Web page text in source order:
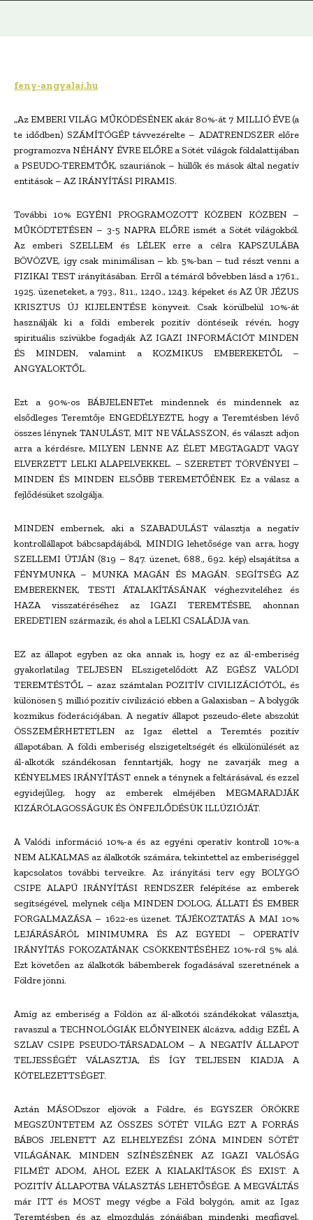
feny-angyalai.hu
„Az EMBERI VILÁG MŰKÖDÉSÉNEK akár 80%-át 7 MILLIÓ ÉVE (a
te idődben) SZÁMÍTÓGÉP távvezérelte – ADATRENDSZER előre
programozva NÉHÁNY ÉVRE ELŐRE a Sötét világok földalattijában
a PSEUDO-TEREMTŐK, szauriánok – hüllők és mások által negatív
entitások – AZ IRÁNYÍTÁSI PIRAMIS.
További 10% EGYÉNI PROGRAMOZOTT KÖZBEN KÖZBEN –
MŰKÖDTETÉSEN – 3-5 NAPRA ELŐRE ismét a Sötét világokból.
Az emberi SZELLEM és LÉLEK erre a célra KAPSZULÁBA
BÖVÖZVE, így csak minimálisan – kb. 5%-ban – tud részt venni a
FIZIKAI TEST irányításában. Erről a témáról bővebben lásd a 1761.,
1925. üzeneteket, a 793., 811., 1240., 1243. képeket és AZ ÚR JÉZUS
KRISZTUS ÚJ KIJELENTÉSE könyveit. Csak körülbelül 10%-át
használják ki a földi emberek pozitív döntéseik révén, hogy
spirituális szívükbe fogadják AZ IGAZI INFORMÁCIÓT MINDEN
ÉS MINDEN, valamint a KOZMIKUS EMBEREKETŐL –
ANGYALOKTŐL.
Ezt a 90%-os BÁBJELENETet mindennek és mindennek az
elsődleges Teremtője ENGEDÉLYEZTE, hogy a Teremtésben lévő
összes lénynek TANULÁST, MIT NE VÁLASSZON, és választ adjon
arra a kérdésre, MILYEN LENNE AZ ÉLET MEGTAGADT VAGY
ELVERZETT LELKI ALAPELVEKKEL. – SZERETET TÖRVÉNYEI –
MINDEN ÉS MINDEN ELSŐBB TEREMETŐÉNEK. Ez a válasz a
fejlődésüket szolgálja.
MINDEN embernek, aki a SZABADULÁST választja a negatív
kontrollállapot bábcsapdájából, MINDIG lehetősége van arra, hogy
SZELLEMI ÚTJÁN (819 – 847. üzenet, 688., 692. kép) elsajátítsa a
FÉNYMUNKA – MUNKA MAGÁN ÉS MAGÁN. SEGÍTSÉG AZ
EMBEREKNEK, TESTI ÁTALAKÍTÁSÁNAK véghezviteléhez és
HAZA visszatéréséhez az IGAZI TEREMTÉSBE, ahonnan
EREDETIEN származik, és ahol a LELKI CSALÁDJA van.
EZ az állapot egyben az oka annak is, hogy ez az ál-emberiség
gyakorlatilag TELJESEN ELszigetelődött AZ EGÉSZ VALÓDI
TEREMTÉSTŐL – azaz számtalan POZITÍV CIVILIZÁCIÓTÓL, és
különösen 5 millió pozitív civilizáció ebben a Galaxisban – A bolygók
kozmikus föderációjában. A negatív állapot pszeudo-élete abszolút
ÖSSZEMÉRHETETLEN az Igaz élettel a Teremtés pozitív
állapotában. A földi emberiség elszigeteltségét és elkülönülését az
ál-alkotók szándékosan fenntartják, hogy ne zavarják meg a
KÉNYELMES IRÁNYÍTÁST ennek a ténynek a feltárásával, és ezzel
egyidejűleg, hogy az emberek elméjében MEGMARADJÁK
KIZÁRÓLAGOSSÁGUK ÉS ÖNFEJLŐDÉSÜK ILLÚZIÓJÁT.
A Valódi információ 10%-a és az egyéni operatív kontroll 10%-a
NEM ALKALMAS az álalkotók számára, tekintettel az emberiséggel
kapcsolatos további terveikre. Az irányítási terv egy BOLYGÓ
CSIPE ALAPÚ IRÁNYÍTÁSI RENDSZER felépítése az emberek
segítségével, melynek célja MINDEN DOLOG, ÁLLATI ÉS EMBER
FORGALMAZÁSA – 1622-es üzenet. TÁJÉKOZTATÁS A MAI 10%
LEJÁRÁSÁRÓL MINIMUMRA ÉS AZ EGYEDI – OPERATÍV
IRÁNYÍTÁS FOKOZATÁNAK CSÖKKENTÉSÉHEZ 10%-ról 5% alá.
Ezt követően az álalkotók bábemberek fogadásával szeretnének a
Földre jönni.
Amíg az emberiség a Földön az ál-alkotói szándékokat választja,
ravaszul a TECHNOLÓGIÁK ELŐNYEINEK álcázva, addig EZÉL A
SZLAV CSIPE PSEUDO-TÁRSADALOM – A NEGATÍV ÁLLAPOT
TELJESSÉGÉT VÁLASZTJA, ÉS ÍGY TELJESEN KIADJA A
KÖTELEZETTSÉGET.
Aztán MÁSODszor eljövök a Földre, és EGYSZER ÖRÖKRE
MEGSZÜNTETEM AZ ÖSSZES SÖTÉT VILÁG EZT A FORRÁS
BÁBOS JELENETT AZ ELHELYEZÉSI ZÓNA MINDEN SÖTÉT
VILÁGÁNAK, MINDEN SZÍNÉSZÉNEK AZ IGAZI VALÓSÁG
FILMÉT ADOM, AHOL EZEK A KIALAKÍTÁSOK ÉS EXIST. A
POZITÍV ÁLLAPOTBA VÁLASZTÁS LEHETŐSÉGE. A MEGVÁLTÁS
már ITT és MOST megy végbe a Föld bolygón, amit az Igaz
Teremtésben és az elmozdulás zónájában mindenki megfigyel,